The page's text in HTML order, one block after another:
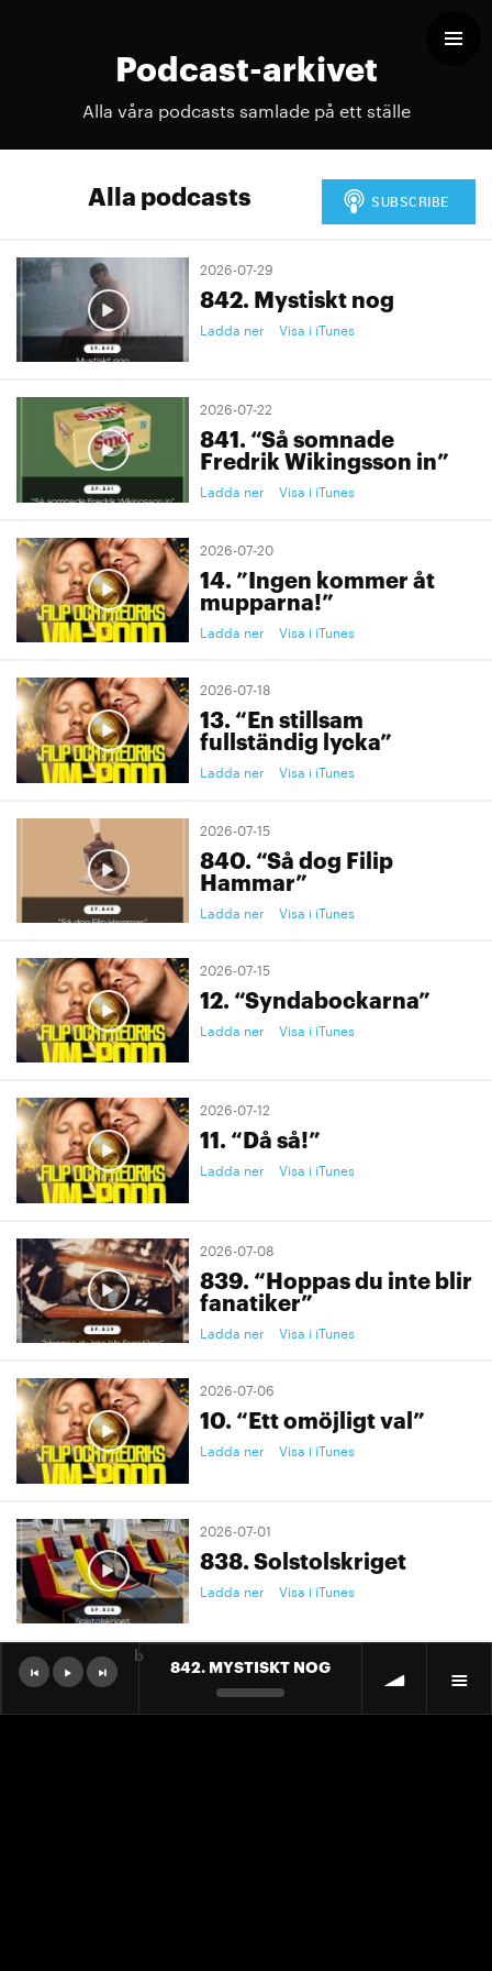
Podcast-arkivet
Alla våra podcasts samlade på ett ställe
Alla podcasts
2026-07-29
842. Mystiskt nog
Ladda ner Visa i iTunes
2026-07-22
841. “Så somnade
Fredrik Wikingsson in”
Ladda ner Visa i iTunes
2026-07-20
14. ”Ingen kommer åt
mupparna!”
Ladda ner Visa i iTunes
2026-07-18
13. “En stillsam
fullständig lycka”
Ladda ner Visa i iTunes
2026-07-15
840. “Så dog Filip
Hammar”
Ladda ner Visa i iTunes
2026-07-15
12. “Syndabockarna”
Ladda ner Visa i iTunes
2026-07-12
11. “Då så!”
Ladda ner Visa i iTunes
2026-07-08
839. “Hoppas du inte blir
fanatiker”
Ladda ner Visa i iTunes
2026-07-06
10. “Ett omöjligt val”
Ladda ner Visa i iTunes
2026-07-01
838. Solstolskriget
Ladda ner Visa i iTunes
2026-07-01
9. "Ett landslag att älska"
842. MYSTISKT NOG
b